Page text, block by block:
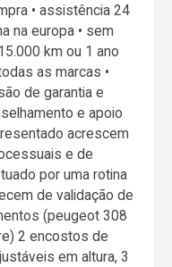
• assistência 24
na europa • sem
km ou 1 ano
as marcas •
de garantia e
e apoio
acrescem
e de
por uma rotina
de validação de
(peugeot 308
2 encostos de
em altura, 3